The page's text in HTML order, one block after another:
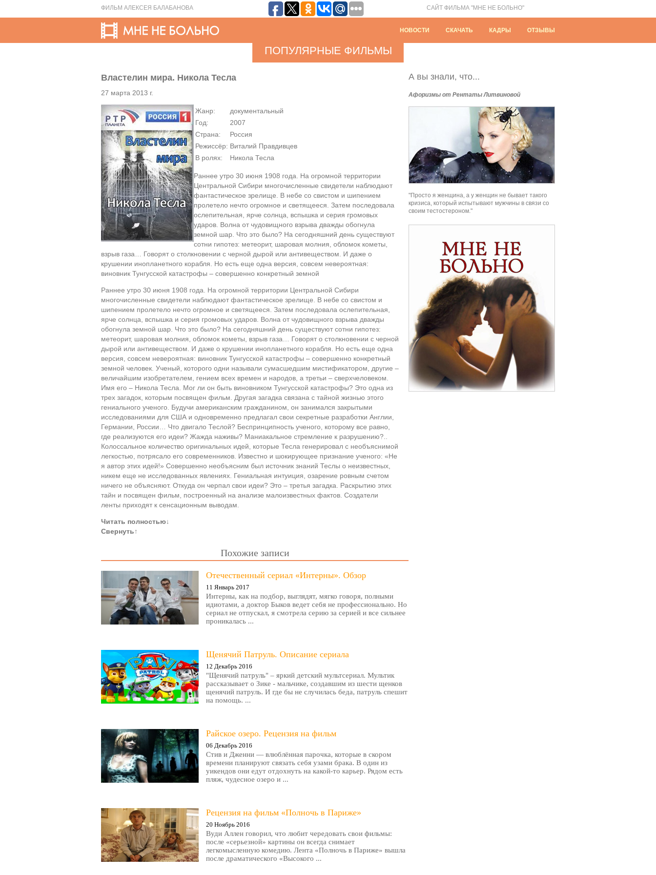
ФИЛЬМ АЛЕКСЕЯ БАЛАБАНОВА САЙТ ФИЛЬМА "МНЕ НЕ БОЛЬНО"
НОВОСТИ СКАЧАТЬ КАДРЫ ОТЗЫВЫ
ПОПУЛЯРНЫЕ ФИЛЬМЫ
Властелин мира. Никола Тесла
27 марта 2013 г.
Жанр:
документальный
Год:
2007
Страна:
Россия
Режиссёр: Виталий Правдивцев
В ролях:
Никола Тесла
Раннее утро 30 июня 1908 года. На огромной территории
Центральной Сибири многочисленные свидетели наблюдают
фантастическое зрелище. В небе со свистом и шипением
пролетело нечто огромное и светящееся. Затем последовала
ослепительная, ярче солнца, вспышка и серия громовых
ударов. Волна от чудовищного взрыва дважды обогнула
земной шар. Что это было? На сегодняшний день существуют
сотни гипотез: метеорит, шаровая молния, обломок кометы,
взрыв газа… Говорят о столкновении с черной дырой или антивеществом. И даже о
крушении инопланетного корабля. Но есть еще одна версия, совсем невероятная:
виновник Тунгусской катастрофы – совершенно конкретный земной
Раннее утро 30 июня 1908 года. На огромной территории Центральной Сибири
многочисленные свидетели наблюдают фантастическое зрелище. В небе со свистом и
шипением пролетело нечто огромное и светящееся. Затем последовала ослепительная,
ярче солнца, вспышка и серия громовых ударов. Волна от чудовищного взрыва дважды
обогнула земной шар. Что это было? На сегодняшний день существуют сотни гипотез:
метеорит, шаровая молния, обломок кометы, взрыв газа… Говорят о столкновении с черной
дырой или антивеществом. И даже о крушении инопланетного корабля. Но есть еще одна
версия, совсем невероятная: виновник Тунгусской катастрофы – совершенно конкретный
земной человек. Ученый, которого одни называли сумасшедшим мистификатором, другие –
величайшим изобретателем, гением всех времен и народов, а третьи – сверхчеловеком.
Имя его – Никола Тесла. Мог ли он быть виновником Тунгусской катастрофы? Это одна из
трех загадок, которым посвящен фильм. Другая загадка связана с тайной жизнью этого
гениального ученого. Будучи американским гражданином, он занимался закрытыми
исследованиями для США и одновременно предлагал свои секретные разработки Англии,
Германии, России… Что двигало Теслой? Беспринципность ученого, которому все равно,
где реализуются его идеи? Жажда наживы? Маниакальное стремление к разрушению?..
Колоссальное количество оригинальных идей, которые Тесла генерировал с необъяснимой
легкостью, потрясало его современников. Известно и шокирующее признание ученого: «Не
я автор этих идей!» Совершенно необъясним был источник знаний Теслы о неизвестных,
никем еще не исследованных явлениях. Гениальная интуиция, озарение ровным счетом
ничего не объясняют. Откуда он черпал свои идеи? Это – третья загадка. Раскрытию этих
тайн и посвящен фильм, построенный на анализе малоизвестных фактов. Создатели
ленты приходят к сенсационным выводам.
Читать полностью↓
Свернуть↑
Похожие записи
Отечественный сериал «Интерны». Обзор
11 Январь 2017
Интерны, как на подбор, выглядят, мягко говоря, полными
идиотами, а доктор Быков ведет себя не профессионально. Но
сериал не отпускал, я смотрела серию за серией и все сильнее
проникалась ...
Щенячий Патруль. Описание сериала
12 Декабрь 2016
"Щенячий патруль" – яркий детский мультсериал. Мультик
рассказывает о Зике - мальчике, создавшим из шести щенков
щенячий патруль. И где бы не случилась беда, патруль спешит
на помощь. ...
Райское озеро. Рецензия на фильм
06 Декабрь 2016
Стив и Дженни — влюблённая парочка, которые в скором
времени планируют связать себя узами брака. В один из
уикендов они едут отдохнуть на какой-то карьер. Рядом есть
пляж, чудесное озеро и ...
Рецензия на фильм «Полночь в Париже»
20 Ноябрь 2016
Вуди Аллен говорил, что любит чередовать свои фильмы:
после «серьезной» картины он всегда снимает
легкомысленную комедию. Лента «Полночь в Париже» вышла
после драматического «Высокого ...
А вы знали, что...
Афоризмы от Рентаты Литвиновой
"Просто я женщина, а у женщин не бывает такого
кризиса, который испытывают мужчины в связи со
своим тестостероном."